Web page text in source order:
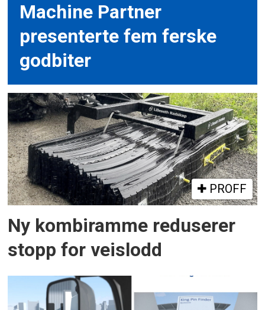
Machine Partner
presenterte fem ferske
godbiter
PROFF
Ny kombiramme reduserer
stopp for veislodd